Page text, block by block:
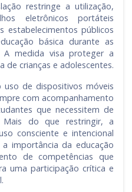
restringe a utilização,
eletrônicos portáteis
estabelecimentos públicos
básica durante as
A medida visa proteger a
de crianças e adolescentes.
uso de dispositivos móveis
com acompanhamento
que necessitem de
Mais do que restringir, a
consciente e intencional
importância da educação
de competências que
uma participação crítica e